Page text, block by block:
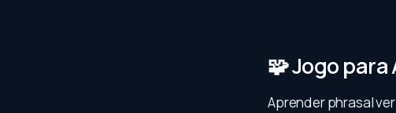
🧩 Jogo
Aprender phrasal